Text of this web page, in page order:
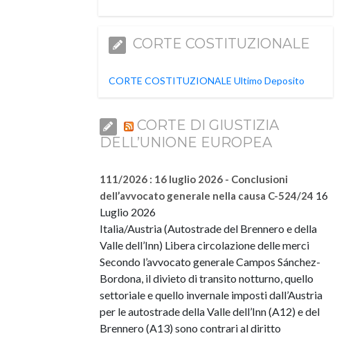
CORTE COSTITUZIONALE
CORTE COSTITUZIONALE Ultimo Deposito
CORTE DI GIUSTIZIA
DELL’UNIONE EUROPEA
111/2026 : 16 luglio 2026 - Conclusioni
dell’avvocato generale nella causa C-524/24 16
Luglio 2026
Italia/Austria (Autostrade del Brennero e della
Valle dell’Inn) Libera circolazione delle merci
Secondo l’avvocato generale Campos Sánchez-
Bordona, il divieto di transito notturno, quello
settoriale e quello invernale imposti dall’Austria
per le autostrade della Valle dell’Inn (A12) e del
Brennero (A13) sono contrari al diritto